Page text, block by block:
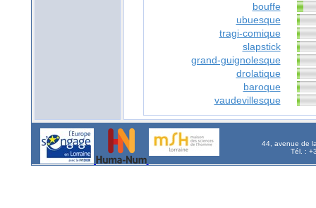
bouffe
ubuesque
tragi-comique
slapstick
grand-guignolesque
drolatique
baroque
vaudevillesque
44, avenue de
Tél. :